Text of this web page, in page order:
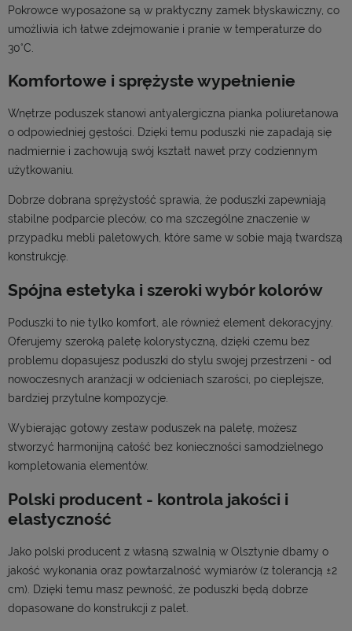
Pokrowce wyposażone są w praktyczny zamek błyskawiczny, co
umożliwia ich łatwe zdejmowanie i pranie w temperaturze do
30°C.
Komfortowe i sprężyste wypełnienie
Wnętrze poduszek stanowi antyalergiczna pianka poliuretanowa
o odpowiedniej gęstości. Dzięki temu poduszki nie zapadają się
nadmiernie i zachowują swój kształt nawet przy codziennym
użytkowaniu.
Dobrze dobrana sprężystość sprawia, że poduszki zapewniają
stabilne podparcie pleców, co ma szczególne znaczenie w
przypadku mebli paletowych, które same w sobie mają twardszą
konstrukcję.
Spójna estetyka i szeroki wybór kolorów
Poduszki to nie tylko komfort, ale również element dekoracyjny.
Oferujemy szeroką paletę kolorystyczną, dzięki czemu bez
problemu dopasujesz poduszki do stylu swojej przestrzeni - od
nowoczesnych aranżacji w odcieniach szarości, po cieplejsze,
bardziej przytulne kompozycje.
Wybierając gotowy zestaw poduszek na paletę, możesz
stworzyć harmonijną całość bez konieczności samodzielnego
kompletowania elementów.
Polski producent - kontrola jakości i
elastyczność
Jako polski producent z własną szwalnią w Olsztynie dbamy o
jakość wykonania oraz powtarzalność wymiarów (z tolerancją ±2
cm). Dzięki temu masz pewność, że poduszki będą dobrze
dopasowane do konstrukcji z palet.